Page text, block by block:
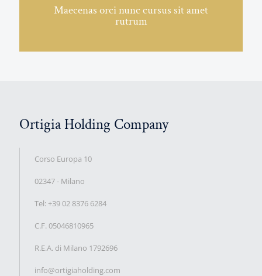
Maecenas orci nunc cursus sit amet
rutrum
Ortigia Holding Company
Corso Europa 10
02347 - Milano
Tel: +39 02 8376 6284
C.F. 05046810965
R.E.A. di Milano 1792696
info@ortigiaholding.com